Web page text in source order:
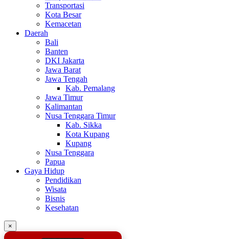
Transportasi
Kota Besar
Kemacetan
Daerah
Bali
Banten
DKI Jakarta
Jawa Barat
Jawa Tengah
Kab. Pemalang
Jawa Timur
Kalimantan
Nusa Tenggara Timur
Kab. Sikka
Kota Kupang
Kupang
Nusa Tenggara
Papua
Gaya Hidup
Pendidikan
Wisata
Bisnis
Kesehatan
×